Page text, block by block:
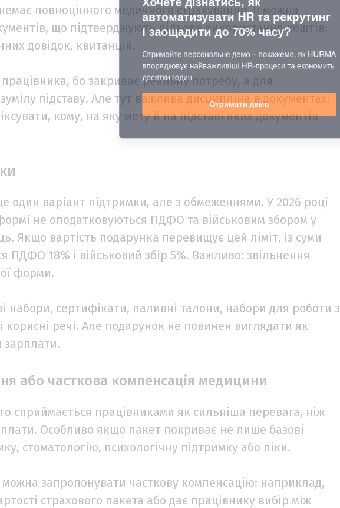
повноцінного медичного страхування. Її можна
що підтверджують цільове використання коштів:
довідок, квитанцій.
бо закриває реальну потребу, а для
підставу. Але тут важлива дисципліна в документах:
кому, на яку мету й на підставі яких документів
один варіант підтримки, але з обмеженнями. У 2026 році
не оподатковуються ПДФО та військовим збором у
Якщо вартість подарунка перевищує цей ліміт, із суми
18% і військовий збір 5%. Важливо: звільнення
форми.
набори, сертифікати, паливні талони, набори для роботи з
речі. Але подарунок не повинен виглядати як
зарплати.
або часткова компенсація медицини
сприймається працівниками як сильніша перевага, ніж
Особливо якщо пакет покриває не лише базові
стоматологію, психологічну підтримку або ліки.
запропонувати часткову компенсацію: наприклад,
страхового пакета або дає працівнику вибір між